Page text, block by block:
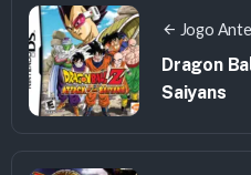
Jogo
Dragon
Saiyans